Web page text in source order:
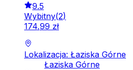
9.5
Wybitny(2)
174,99 zł
Lokalizacja: Łaziska Górne
Łaziska Górne